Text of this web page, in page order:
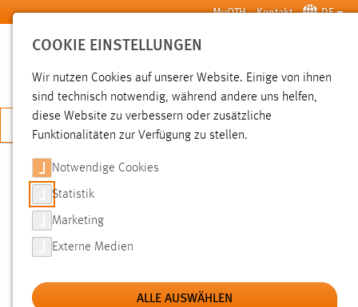
Zum Hauptinhalt springen MyOTH Kontakt DE
SUCHE
JETZT BEWERBEN
SUCHE
FILTER
Typ
COOKIE EINSTELLUNGEN
Wir nutzen Cookies auf unserer Website. Einige von ihnen
sind technisch notwendig, während andere uns helfen,
diese Website zu verbessern oder zusätzliche
Funktionalitäten zur Verfügung zu stellen.
Notwendige Cookies
Statistik
Marketing
Externe Medien
ALLE AUSWÄHLEN